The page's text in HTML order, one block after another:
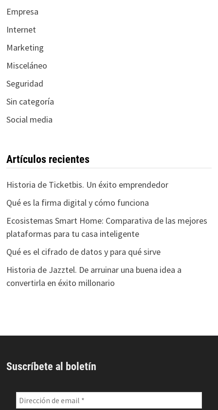
Empresa
Internet
Marketing
Misceláneo
Seguridad
Sin categoría
Social media
Artículos recientes
Historia de Ticketbis. Un éxito emprendedor
Qué es la firma digital y cómo funciona
Ecosistemas Smart Home: Comparativa de las mejores
plataformas para tu casa inteligente
Qué es el cifrado de datos y para qué sirve
Historia de Jazztel. De arruinar una buena idea a
convertirla en éxito millonario
Suscríbete al boletín